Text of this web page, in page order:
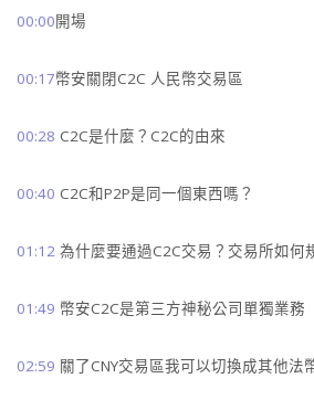
00:00開場
00:17幣安關閉C2C 人民幣交易區
00:28 C2C是什麼？C2C的由來
00:40 C2C和P2P是同一個東西嗎？
01:12 為什麼要通過C2C交易？交易所如何
01:49 幣安C2C是第三方神秘公司單獨業務
02:59 關了CNY交易區我可以切換成其他法